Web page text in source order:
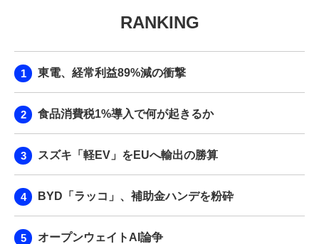
RANKING
東電、経常利益89%減の衝撃
食品消費税1%導入で何が起きるか
スズキ「軽EV」をEUへ輸出の勝算
BYD「ラッコ」、補助金ハンデを粉砕
オープンウェイトAI論争